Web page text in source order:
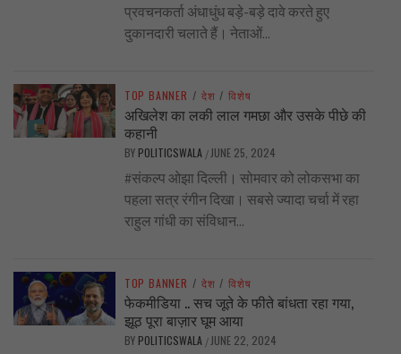
प्रवचनकर्ता अंधाधुंध बड़े-बड़े दावे करते हुए
दुकानदारी चलाते हैं। नेताओं...
TOP BANNER / देश / विशेष
अखिलेश का लकी लाल गमछा और उसके पीछे की
कहानी
BY POLITICSWALA / JUNE 25, 2024
#संकल्प ओझा दिल्ली। सोमवार को लोकसभा का
पहला सत्र रंगीन दिखा। सबसे ज्यादा चर्चा में रहा
राहुल गांधी का संविधान...
TOP BANNER / देश / विशेष
फेकमीडिया .. सच जूते के फीते बांधता रहा गया,
झूठ पूरा बाज़ार घूम आया
BY POLITICSWALA / JUNE 22, 2024